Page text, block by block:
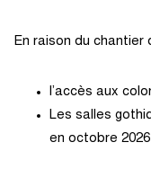
En raison du
l’accès aux
Les salles
en octobre 2026